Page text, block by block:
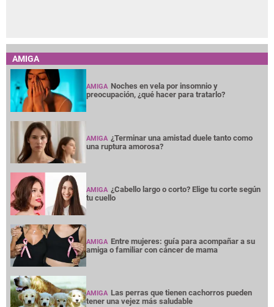
AMIGA
AMIGA Noches en vela por insomnio y
preocupación, ¿qué hacer para tratarlo?
AMIGA ¿Terminar una amistad duele tanto como
una ruptura amorosa?
AMIGA ¿Cabello largo o corto? Elige tu corte según
tu cuello
AMIGA Entre mujeres: guía para acompañar a su
amiga o familiar con cáncer de mama
AMIGA Las perras que tienen cachorros pueden
tener una vejez más saludable